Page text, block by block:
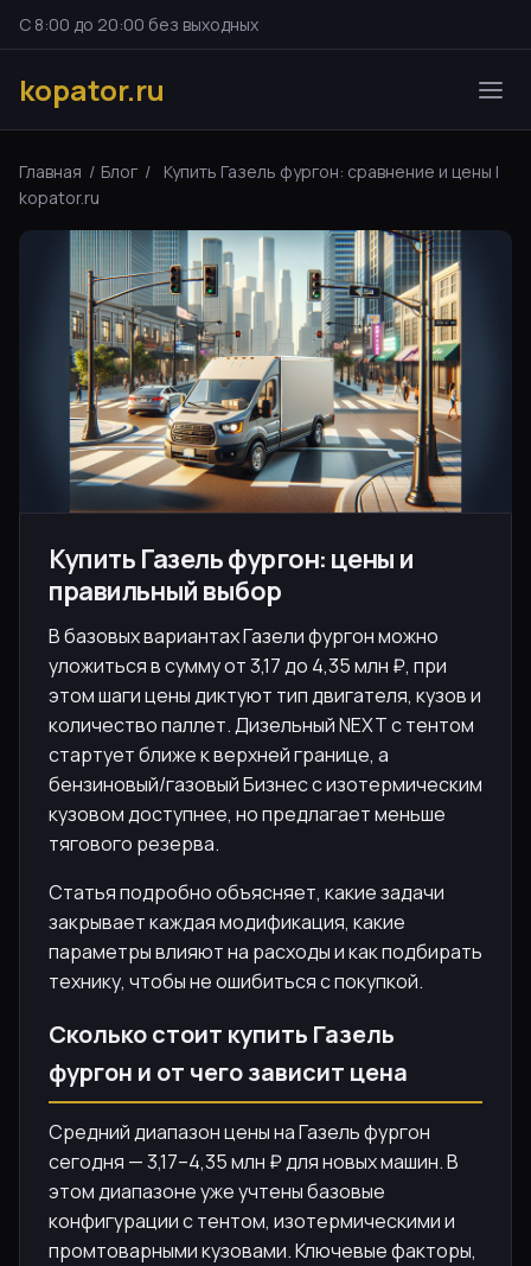
С 8:00 до 20:00 без выходных
kopator.ru
Главная / Блог /
Купить Газель фургон: сравнение и цены |
kopator.ru
Купить Газель фургон: цены и
правильный выбор
В базовых вариантах Газели фургон можно
уложиться в сумму от 3,17 до 4,35 млн ₽, при
этом шаги цены диктуют тип двигателя, кузов и
количество паллет. Дизельный NEXT с тентом
стартует ближе к верхней границе, а
бензиновый/газовый Бизнес с изотермическим
кузовом доступнее, но предлагает меньше
тягового резерва.
Статья подробно объясняет, какие задачи
закрывает каждая модификация, какие
параметры влияют на расходы и как подбирать
технику, чтобы не ошибиться с покупкой.
Сколько стоит купить Газель
фургон и от чего зависит цена
Средний диапазон цены на Газель фургон
сегодня — 3,17–4,35 млн ₽ для новых машин. В
этом диапазоне уже учтены базовые
конфигурации с тентом, изотермическими и
промтоварными кузовами. Ключевые факторы,